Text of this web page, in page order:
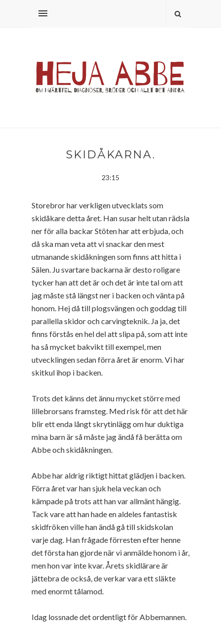
SKIDÅKARNA.
23:15
Storebror har verkligen utvecklats som
skidåkare detta året. Han susar helt utan rädsla
ner för alla backar Stöten har att erbjuda, och
då ska man veta att vi snackar den mest
utmanande skidåkningen som finns att hitta i
Sälen. Ju svartare backarna är desto roligare
tycker han att det är och det är inte tal om att
jag måste stå längst ner i backen och vänta på
honom. Hej då till plogsvängen och goddag till
parallella skidor och carvingteknik. Ja ja, det
finns förstås en hel del att slipa på, som att inte
ha så mycket bakvikt till exempel, men
utvecklingen sedan förra året är enorm. Vi har
skitkul ihop i backen.
Trots det känns det ännu mycket större med
lillebrorsans framsteg. Med risk för att det här
blir ett enda långt skrytinlägg om hur duktiga
mina barn är så måste jag ändå få berätta om
Abbe och skidåkningen.
Abbe har aldrig riktigt hittat glädjen i backen.
Förra året var han sjuk hela veckan och
kämpade på trots att han var allmänt hängig.
Tack vare att han hade en aldeles fantastisk
skidfröken ville han ändå gå till skidskolan
varje dag. Han frågade förresten efter henne
det första han gjorde när vi anmälde honom i år,
men hon var inte kvar. Årets skidlärare är
jättebra de också, de verkar vara ett släkte
med enormt tålamod.
Idag lossnade det ordentligt för Abbemannen.